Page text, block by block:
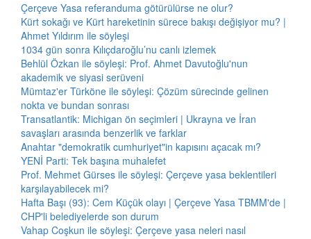
Çerçeve Yasa referanduma götürülürse ne olur?
Kürt sokağı ve Kürt hareketinin sürece bakışı değişiyor mu? |
Ahmet Yıldırım ile söyleşi
1034 gün sonra Kılıçdaroğlu’nu canlı izlemek
Behlül Özkan ile söyleşi: Prof. Ahmet Davutoğlu'nun
akademik ve siyasi serüveni
Mümtaz'er Türköne ile söyleşi: Çözüm sürecinde gelinen
nokta ve bundan sonrası
Transatlantik: Michigan ön seçimleri | Ukrayna ve İran
savaşları arasında benzerlik ve farklar
Anahtar "demokratik cumhuriyet"in kapısını açacak mı?
YENİ Parti: Tek başına muhalefet
Prof. Mehmet Gürses ile söyleşi: Çerçeve yasa beklentileri
karşılayabilecek mi?
Hafta Başı (93): Cem Küçük olayı | Çerçeve Yasa TBMM'de |
CHP'li belediyelerde son durum
Vahap Coşkun ile söyleşi: Çerçeve yasa neleri nasıl